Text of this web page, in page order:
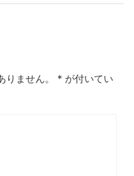
ません。 * が付いてい